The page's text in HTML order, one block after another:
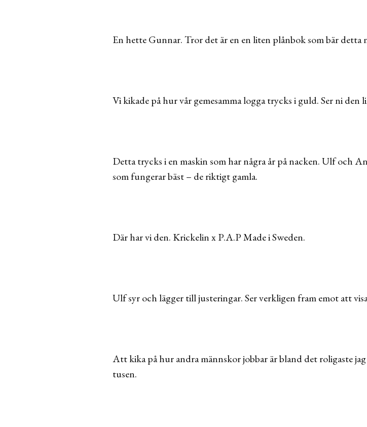
En hette Gunnar. Tror det är en en liten plånbok som bär detta
Vi kikade på hur vår gemesamma logga trycks i guld. Ser ni den
Detta trycks i en maskin som har några år på nacken. Ulf och
som fungerar bäst – de riktigt gamla.
Där har vi den. Krickelin x P.A.P Made i Sweden.
Ulf syr och lägger till justeringar. Ser verkligen fram emot att
Att kika på hur andra männskor jobbar är bland det roligaste
tusen.